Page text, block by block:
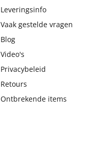
Leveringsinfo
Vaak gestelde vragen
Blog
Video's
Privacybeleid
Retours
Ontbrekende items